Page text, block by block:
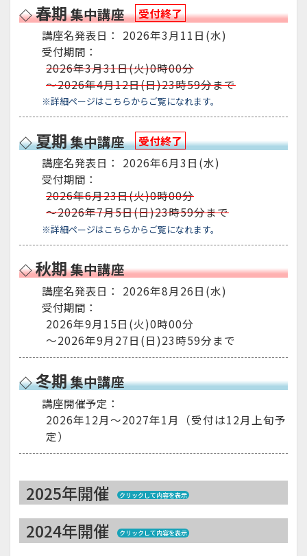
春期集中講座
受付終了
講座名発表日：
2026年3月11日(水)
受付期間：
2026年3月31日(火)0時00分
～2026年4月12日(日)23時59分まで
※詳細ページはこちらからご覧になれます。
夏期集中講座
受付終了
講座名発表日：
2026年6月3日(水)
受付期間：
2026年6月23日(火)0時00分
～2026年7月5日(日)23時59分まで
※詳細ページはこちらからご覧になれます。
秋期集中講座
講座名発表日：
2026年8月26日(水)
受付期間：
2026年9月15日(火)0時00分
～2026年9月27日(日)23時59分まで
冬期集中講座
講座開催予定：
2026年12月～2027年1月（受付は12月上旬予
定）
2025年開催 クリックして内容を表示
2024年開催 クリックして内容を表示